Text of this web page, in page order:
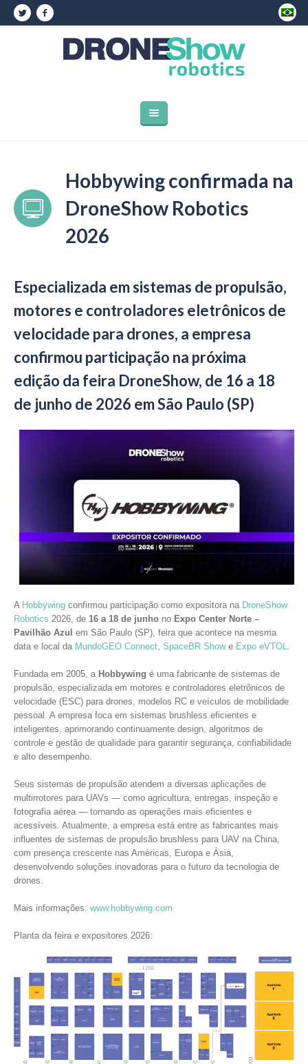
Hobbywing confirmada na
DroneShow Robotics
2026
Especializada em sistemas de propulsão,
motores e controladores eletrônicos de
velocidade para drones, a empresa
confirmou participação na próxima
edição da feira DroneShow, de 16 a 18
de junho de 2026 em São Paulo (SP)
A Hobbywing confirmou participação como expositora na DroneShow
Robotics 2026, de 16 a 18 de junho no Expo Center Norte –
Pavilhão Azul em São Paulo (SP), feira que acontece na mesma
data e local da MundoGEO Connect, SpaceBR Showe Expo eVTOL.
Fundada em 2005, a Hobbywing é uma fabricante de sistemas de
propulsão, especializada em motores e controladores eletrônicos de
velocidade (ESC) para drones, modelos RC e veículos de mobilidade
pessoal. A empresa foca em sistemas brushless eficientes e
inteligentes, aprimorando continuamente design, algoritmos de
controle e gestão de qualidade para garantir segurança, confiabilidade
e alto desempenho.
Seus sistemas de propulsão atendem a diversas aplicações de
multirrotores para UAVs — como agricultura, entregas, inspeção e
fotografia aérea — tornando as operações mais eficientes e
acessíveis. Atualmente, a empresa está entre as fabricantes mais
influentes de sistemas de propulsão brushless para UAV na China,
com presença crescente nas Américas, Europa e Ásia,
desenvolvendo soluções inovadoras para o futuro da tecnologia de
drones.
Mais informações: www.hobbywing.com
Planta da feira e expositores 2026: